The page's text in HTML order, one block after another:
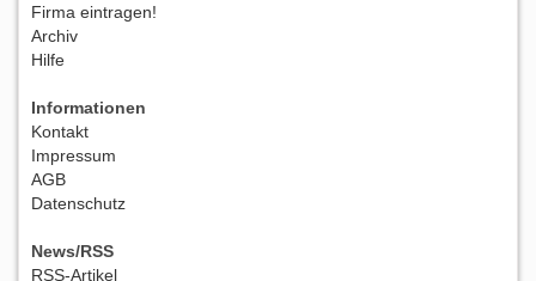
Firma eintragen!
Archiv
Hilfe
Informationen
Kontakt
Impressum
AGB
Datenschutz
News/RSS
RSS-Artikel